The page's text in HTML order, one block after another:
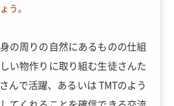
う。
の周りの自然にあるものの仕組
い物作りに取り組む生徒さんた
んで活躍、あるいは TMTのよう